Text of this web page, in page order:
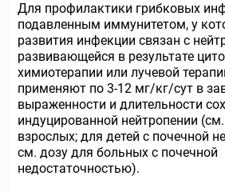
Для профилактики грибковых
подавленным иммунитетом, у
развития инфекции связан с
развивающейся в результате
химиотерапии или лучевой
применяют по 3-12 мг/кг/сут в
выраженности и длительности
индуцированной нейтропении
взрослых; для детей с почечной
см. дозу для больных с почечной
недостаточностью).